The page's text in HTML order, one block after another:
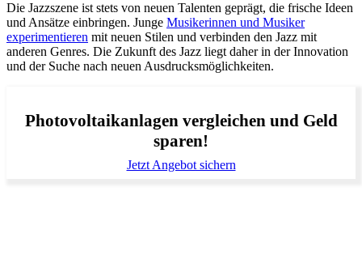
Die Jazzszene ist stets von neuen Talenten geprägt, die frische Ideen
und Ansätze einbringen. Junge Musikerinnen und Musiker
experimentieren mit neuen Stilen und verbinden den Jazz mit
anderen Genres. Die Zukunft des Jazz liegt daher in der Innovation
und der Suche nach neuen Ausdrucksmöglichkeiten.
Photovoltaikanlagen vergleichen und Geld
sparen!
Jetzt Angebot sichern